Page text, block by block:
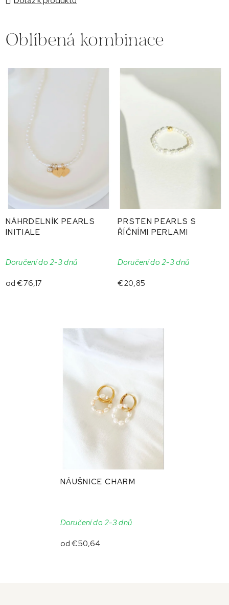
Oblíbená kombinace
NÁHRDELNÍK PEARLS
INITIALE
Doručení do 2-3 dnů
od €76,17
PRSTEN PEARLS S
ŘÍČNÍMI PERLAMI
Doručení do 2-3 dnů
€20,85
NÁUŠNICE CHARM
Doručení do 2-3 dnů
od €50,64